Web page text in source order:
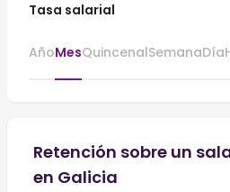
Tasa salarial
AñoMesQuincenalSemanaDía
Retención sobre un
en Galicia